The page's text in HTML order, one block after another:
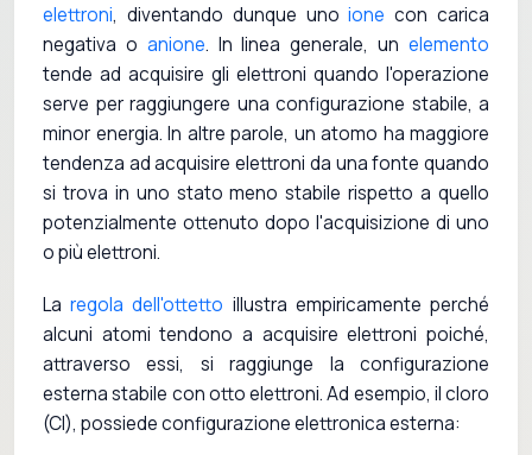
elettroni, diventando dunque unoione con carica
negativa o anione. In linea generale, unelemento
tende ad acquisire gli elettroni quando l'operazione
serve per raggiungere una configurazione stabile, a
minor energia. In altre parole, un atomo ha maggiore
tendenza ad acquisire elettroni da una fonte quando
si trova in uno stato meno stabile rispetto a quello
potenzialmente ottenuto dopo l'acquisizione di uno
o più elettroni.
Laregola dell'ottetto illustra empiricamente perché
alcuni atomi tendono a acquisire elettroni poiché,
attraverso essi, si raggiunge la configurazione
esterna stabile con otto elettroni. Ad esempio, il cloro
(Cl), possiede configurazione elettronica esterna: